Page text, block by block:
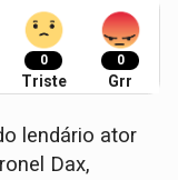
0
Triste
0
Grr
lendário ator
Dax,